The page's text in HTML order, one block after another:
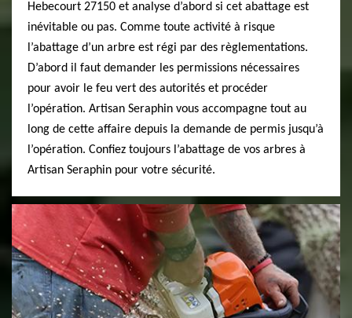
Hebecourt 27150 et analyse d’abord si cet abattage est
inévitable ou pas. Comme toute activité à risque
l’abattage d’un arbre est régi par des règlementations.
D’abord il faut demander les permissions nécessaires
pour avoir le feu vert des autorités et procéder
l’opération. Artisan Seraphin vous accompagne tout au
long de cette affaire depuis la demande de permis jusqu’à
l’opération. Confiez toujours l’abattage de vos arbres à
Artisan Seraphin pour votre sécurité.